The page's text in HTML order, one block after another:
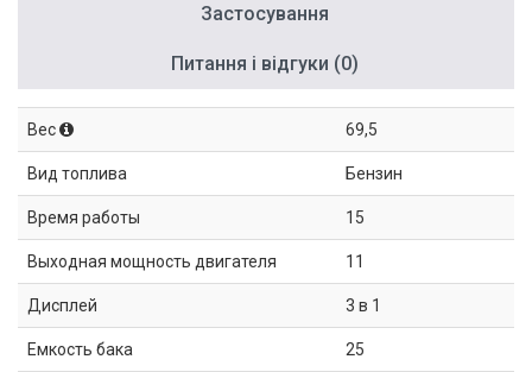
Застосування
Питання і відгуки (0)
Вес 69,5
Вид топлива Бензин
Время работы 15
Выходная мощность двигателя 11
Дисплей 3 в 1
Емкость бака 25